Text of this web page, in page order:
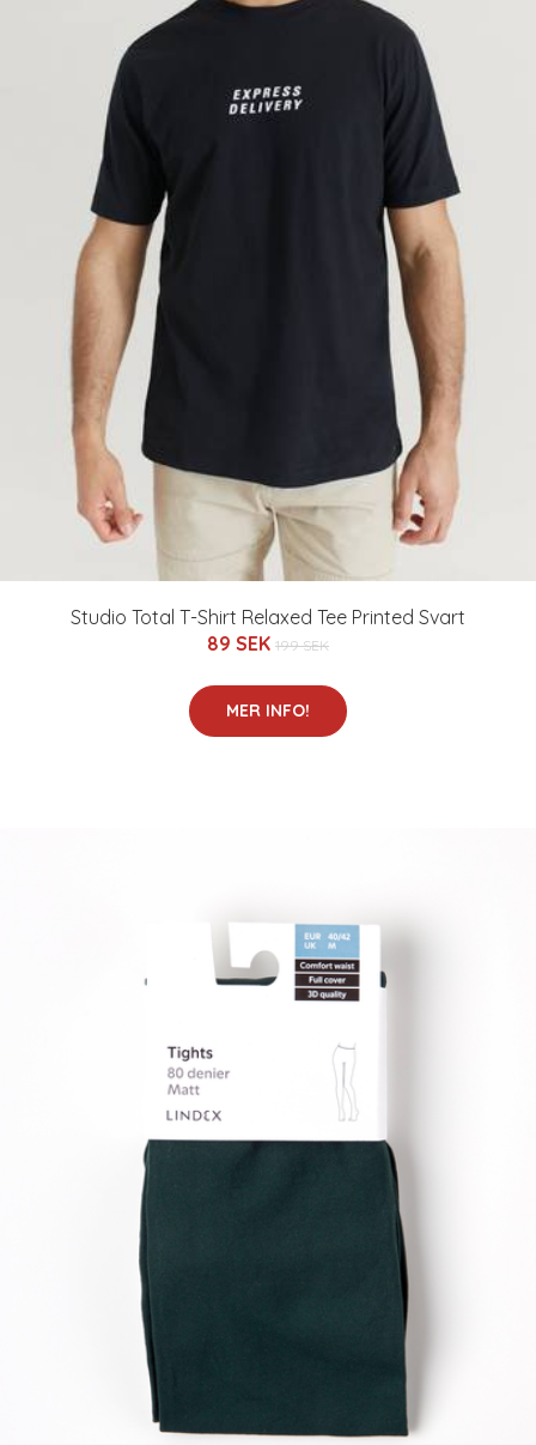
Studio Total T-Shirt Relaxed Tee Printed Svart
89 SEK 199 SEK
MER INFO!